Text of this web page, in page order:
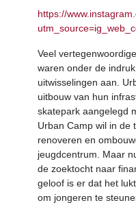
https://
Veel
waren onder de
uitwisselingen aan.
uitbouw van hun
skatepark aangelegd
Urban Camp wil in de
renoveren en
jeugdcentrum. Maar
de zoektocht naar
geloof is er dat het
om jongeren te